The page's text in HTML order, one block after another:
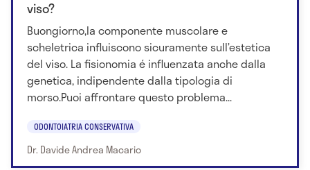
viso?
Buongiorno,la componente muscolare e
scheletrica influiscono sicuramente sull’estetica
del viso. La fisionomia é influenzata anche dalla
genetica, indipendente dalla tipologia di
morso.Puoi affrontare questo problema...
ODONTOIATRIA CONSERVATIVA
Dr. Davide Andrea Macario